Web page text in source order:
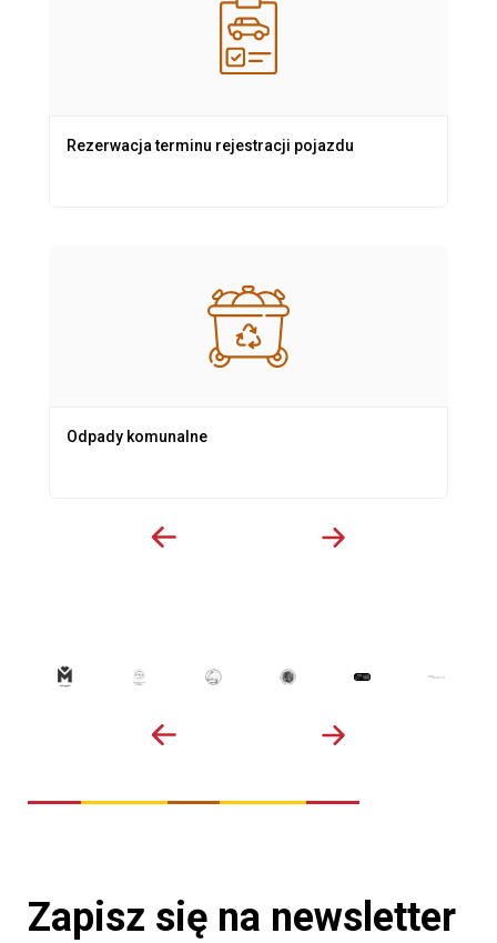
Rezerwacja terminu rejestracji pojazdu
Odpady komunalne
Zapisz się na newsletter